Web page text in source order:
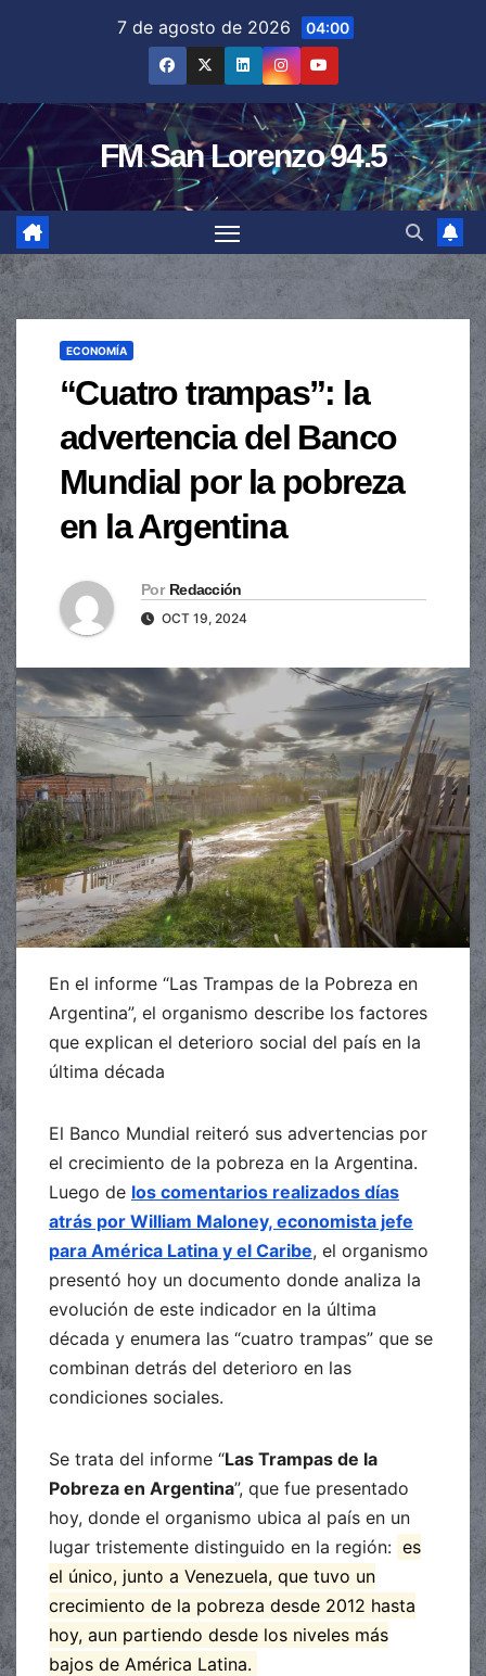
7 de agosto de 2026 04:00
FM San Lorenzo 94.5
ECONOMÍA
“Cuatro trampas”: la
advertencia del Banco
Mundial por la pobreza
en la Argentina
Por Redacción
OCT 19, 2024
En el informe “Las Trampas de la Pobreza en
Argentina”, el organismo describe los factores
que explican el deterioro social del país en la
última década
El Banco Mundial reiteró sus advertencias por
el crecimiento de la pobreza en la Argentina.
Luego de los comentarios realizados días
atrás por William Maloney, economista jefe
para América Latina y el Caribe, el organismo
presentó hoy un documento donde analiza la
evolución de este indicador en la última
década y enumera las “cuatro trampas” que se
combinan detrás del deterioro en las
condiciones sociales.
Se trata del informe “Las Trampas de la
Pobreza en Argentina”, que fue presentado
hoy, donde el organismo ubica al país en un
lugar tristemente distinguido en la región: es
el único, junto a Venezuela, que tuvo un
crecimiento de la pobreza desde 2012 hasta
hoy, aun partiendo desde los niveles más
bajos de América Latina.